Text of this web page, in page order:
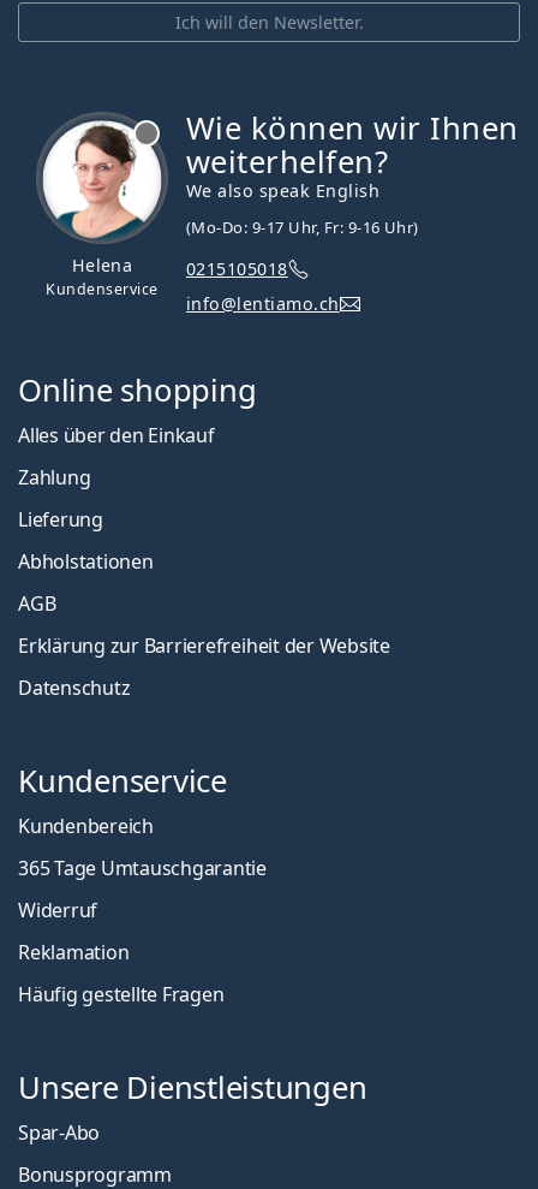
Ich will den Newsletter.
Helena
Kundenservice
Wie können wir Ihnen
weiterhelfen?
We also speak English
(Mo-Do: 9-17 Uhr, Fr: 9-16 Uhr)
0215105018
info@lentiamo.ch
Online shopping
Alles über den Einkauf
Zahlung
Lieferung
Abholstationen
AGB
Erklärung zur Barrierefreiheit der Website
Datenschutz
Kundenservice
Kundenbereich
365 Tage Umtauschgarantie
Widerruf
Reklamation
Häufig gestellte Fragen
Unsere Dienstleistungen
Spar-Abo
Bonusprogramm